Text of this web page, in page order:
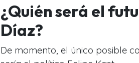
¿Quién será el
Díaz?
De momento, el único posible